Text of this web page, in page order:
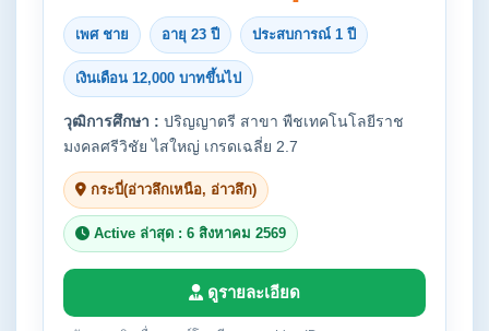
เพศ ชาย อายุ 23 ปี ประสบการณ์ 1 ปี
เงินเดือน 12,000 บาทขึ้นไป
วุฒิการศึกษา : ปริญญาตรี สาขา พืชเทคโนโลยีราช
มงคลศรีวิชัย ไสใหญ่ เกรดเฉลี่ย 2.7
กระบี่(อ่าวลึกเหนือ, อ่าวลึก)
Active ล่าสุด : 6 สิงหาคม 2569
ดูรายละเอียด